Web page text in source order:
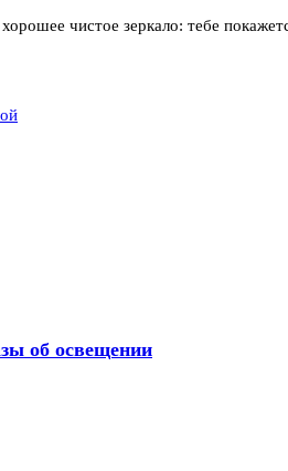
чистое зеркало: тебе
об освещении